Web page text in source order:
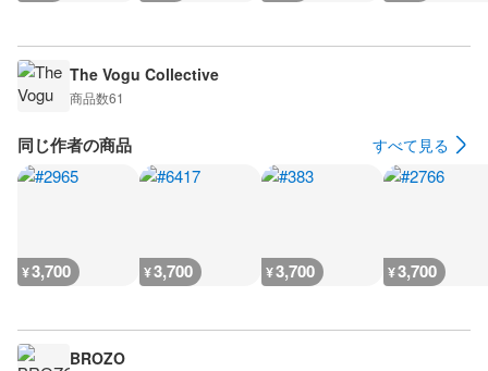
The Vogu Collective
商品数61
同じ作者の商品 すべて見る
¥3,700 ¥3,700 ¥3,700 ¥3,700
BROZO